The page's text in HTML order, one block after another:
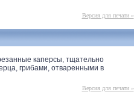
Версия для печати »
каперсы, тщательно
грибами, отваренными в
Версия для печати »